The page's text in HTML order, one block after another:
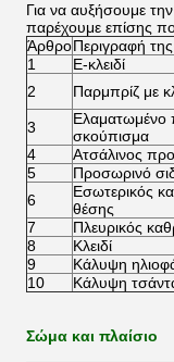
Για να αυξήσουμε
παρέχουμε επίσης
ΆρθροΠεριγραφή
1
Ε-κλειδί
2
Παρμπρίζ με
3
Ελαματωμένο
σκούπισμα
4
Ατσάλινος
5
Προσωρινό
6
Εσωτερικός
θέσης
7
Πλευρικός
8
Κλειδί
9
Κάλυψη
10
Κάλυψη
Σώμα και πλαίσιο